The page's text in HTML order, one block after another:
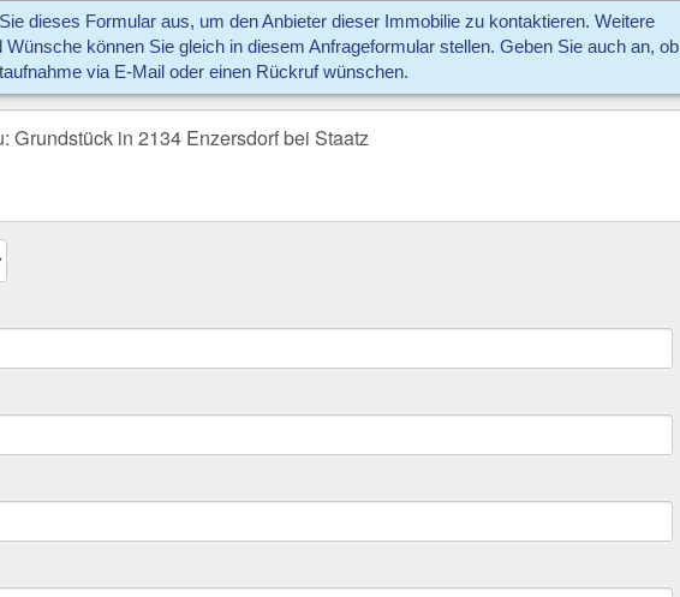
dieses Formular aus, um den Anbieter dieser Immobilie zu kontaktieren. Weitere
Wünsche können Sie gleich in diesem Anfrageformular stellen. Geben Sie auch an, ob
via E-Mail oder einen Rückruf wünschen.